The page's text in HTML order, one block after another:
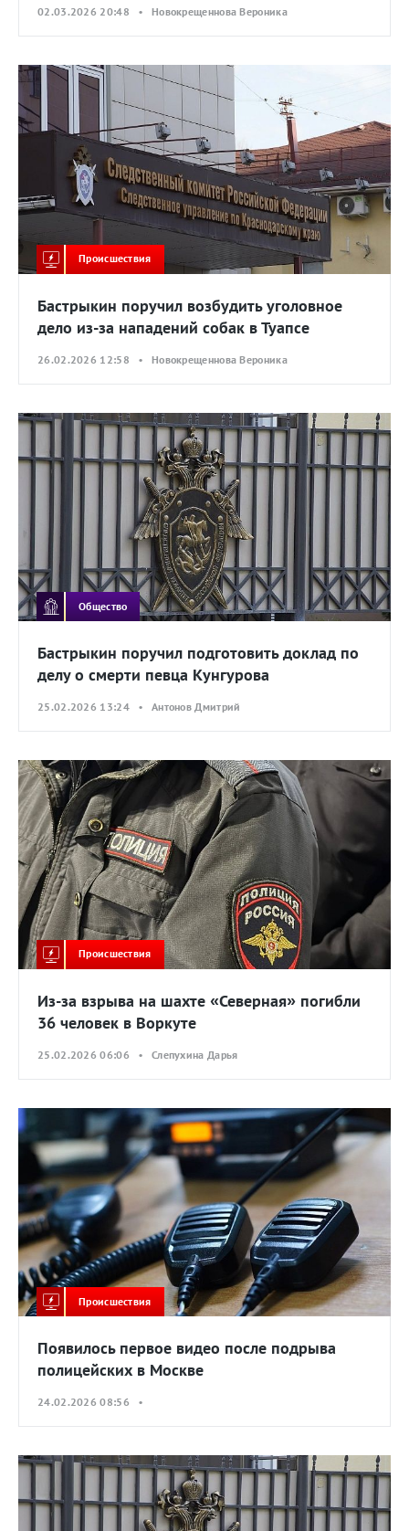
02.03.2026 20:48 • Новокрещеннова Вероника
Происшествия
Бастрыкин поручил возбудить уголовное
дело из-за нападений собак в Туапсе
26.02.2026 12:58 • Новокрещеннова Вероника
Общество
Бастрыкин поручил подготовить доклад по
делу о смерти певца Кунгурова
25.02.2026 13:24 • Антонов Дмитрий
Происшествия
Из-за взрыва на шахте «Северная» погибли
36 человек в Воркуте
25.02.2026 06:06 • Слепухина Дарья
Происшествия
Появилось первое видео после подрыва
полицейских в Москве
24.02.2026 08:56 •